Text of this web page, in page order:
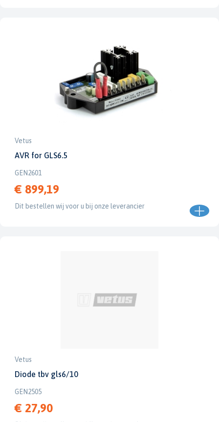
Vetus
AVR for GLS6.5
GEN2601
€ 899,19
Dit bestellen wij voor u bij onze leverancier
Vetus
Diode tbv gls6/10
GEN2505
€ 27,90